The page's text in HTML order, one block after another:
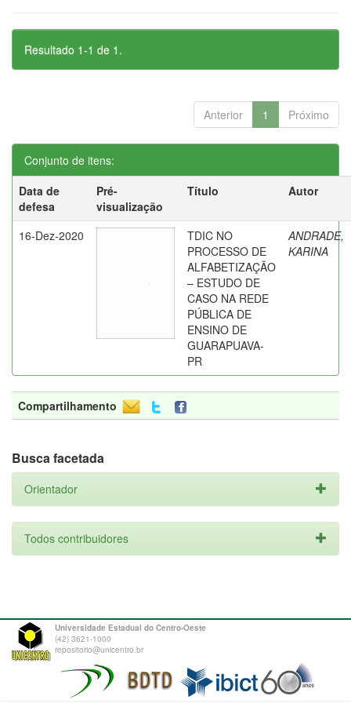
Resultado 1-1 de 1.
Anterior 1 Próximo
Conjunto de itens:
Data de
defesa
Pré-
visualização
Título Autor
16-Dez-2020
TDIC NO
PROCESSO DE
ALFABETIZAÇÃO
– ESTUDO DE
CASO NA REDE
PÚBLICA DE
ENSINO DE
GUARAPUAVA-
PR
ANDRADE,
KARINA
Compartilhamento
Busca facetada
Orientador
Todos contribuidores
Universidade Estadual do Centro-Oeste
(42) 3621-1000
repositorio@unicentro.br